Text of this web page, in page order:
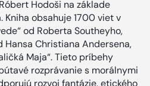
Hodoši na základe
Kniha obsahuje 1700 viet v
od Roberta Southeyho,
Hansa Christiana Andersena,
Maja“. Tieto príbehy
rozprávanie s morálnymi
rozvoj fantázie, etického